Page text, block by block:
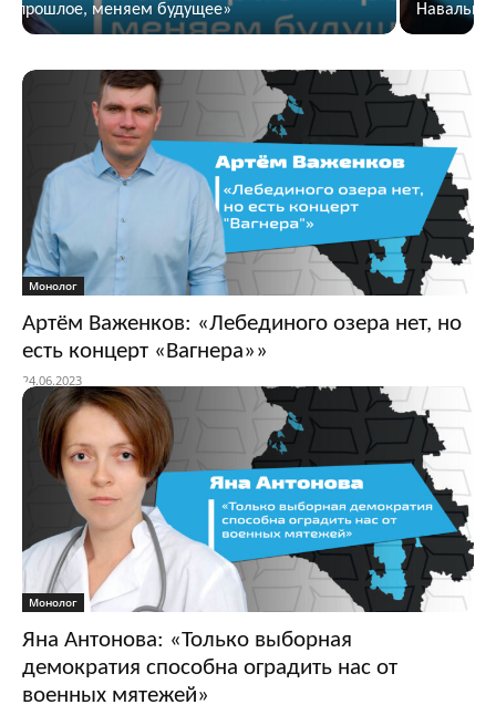
прошлое, меняем будущее»
Монолог
Артём Важенков: «Лебединого озера нет, но
есть концерт «Вагнера»»
24.06.2023
Монолог
Яна Антонова: «Только выборная
демократия способна оградить нас от
военных мятежей»